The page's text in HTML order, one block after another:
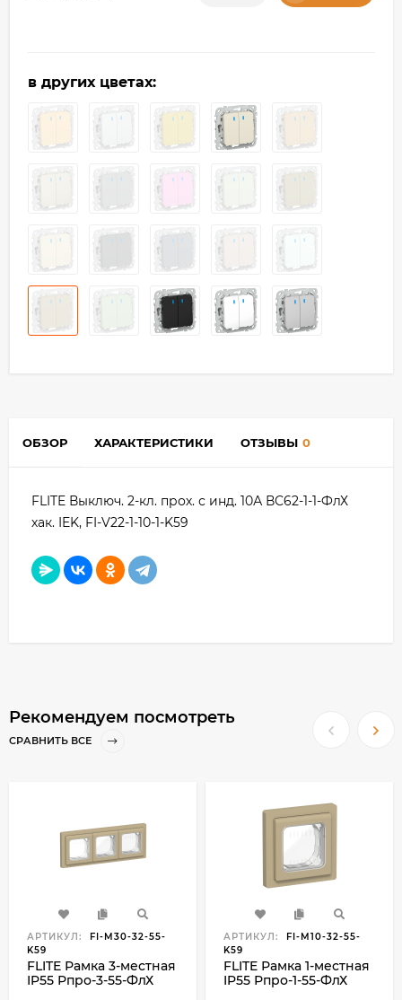
в других цветах:
ОБЗОР ХАРАКТЕРИСТИКИ ОТЗЫВЫ 0
FLITE Выключ. 2-кл. прох. с инд. 10А ВС62-1-1-ФлХ
хак. IEK, FI-V22-1-10-1-K59
Рекомендуем посмотреть
СРАВНИТЬ ВСЕ
АРТИКУЛ:
FI-M30-32-55-
K59
FLITE Рамка 3-местная
IP55 Рпро-3-55-ФлХ
АРТИКУЛ:
FI-M10-32-55-
K59
FLITE Рамка 1-местная
IP55 Рпро-1-55-ФлХ